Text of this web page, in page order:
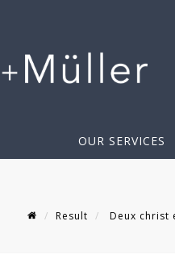
OUR SERVICES
Result
Deux christ